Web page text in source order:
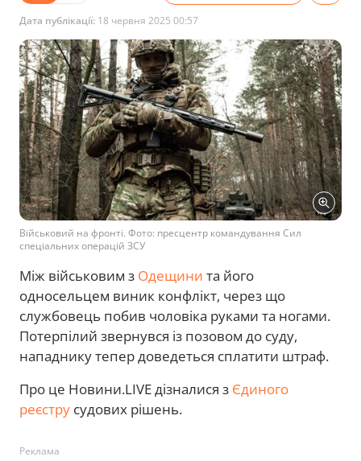
Дата публікації: 18 червня 2025 00:57
Військовий на фронті. Фото: пресцентр командування Сил
спеціальних операцій ЗСУ
Між військовим з Одещини та його
односельцем виник конфлікт, через що
службовець побив чоловіка руками та ногами.
Потерпілий звернувся із позовом до суду,
нападнику тепер доведеться сплатити штраф.
Про це Новини.LIVE дізналися з Єдиного
реєстру судових рішень.
Реклама